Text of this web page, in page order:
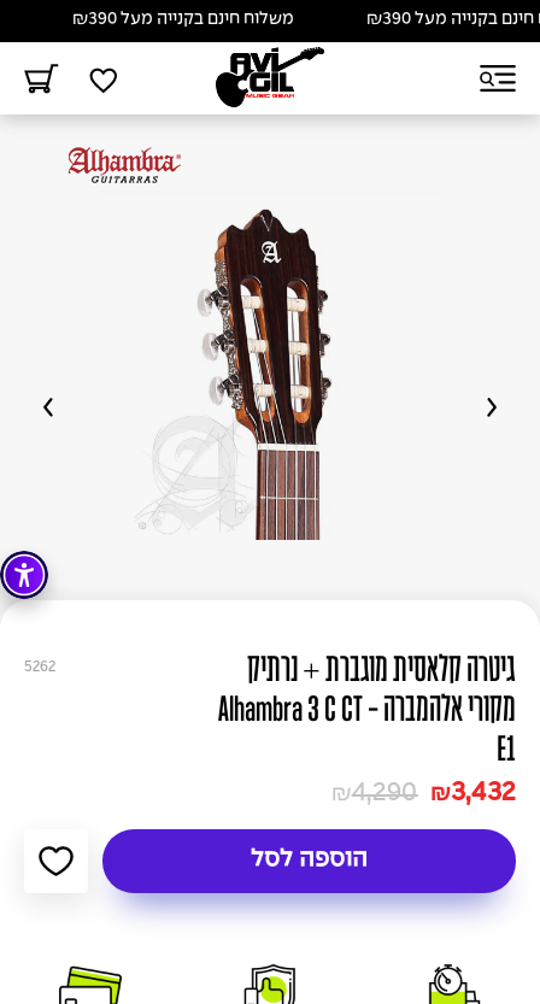
מעל ₪390 משלוח חינם בקנייה מעל ₪390
5262
גיטרה קלאסית מוגברת + נרתיק
מקורי אלהמברה - Alhambra 3 C CT
E1
₪4,290 ₪3,432
הוספה לסל